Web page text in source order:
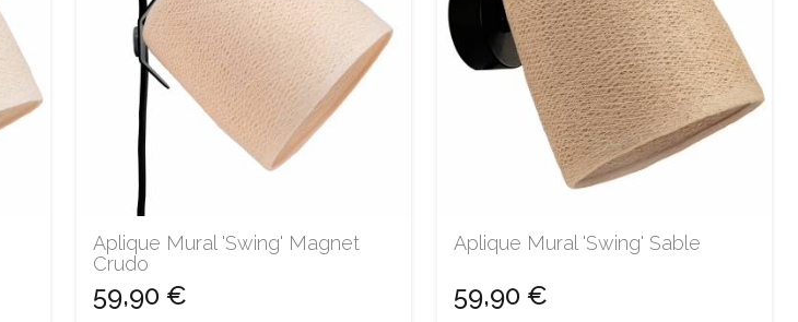
Aplique Mural 'Swing' Magnet
Crudo
59,90 €
Aplique Mural 'Swing' Sable
59,90 €